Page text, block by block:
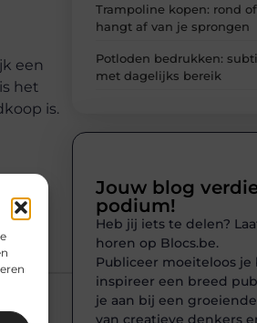
een
het
is.
Trampoline kopen: rond
hangt af van je sprongen
Potloden bedrukken:
met dagelijks bereik
Jouw blog
podium!
Heb jij iets te delen?
horen op Blocs.be.
Publiceer moeiteloos je
inspireer een breed
je aan bij een
van creatieve denkers